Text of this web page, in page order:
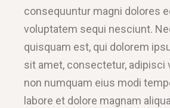
consequuntur magni dolores
voluptatem sequi nesciunt.
quisquam est, qui dolorem
sit amet, consectetur, adipisci
non numquam eius modi
labore et dolore magnam